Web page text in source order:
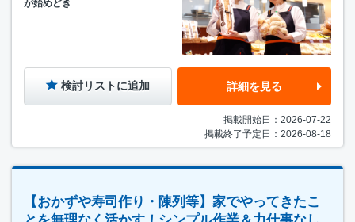
が始めどき
検討リストに追加 詳細を見る
掲載開始日：2026-07-22
掲載終了予定日：2026-08-18
【おかずや寿司作り・陳列等】家でやってきたこ